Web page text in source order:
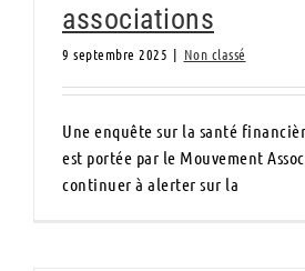
associations
9 septembre 2025 | Non classé
Une enquête sur la santé
est portée par le Mouvement
continuer à alerter sur la